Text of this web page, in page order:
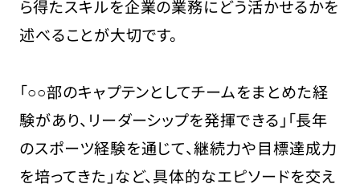
ら得たスキルを企業の業務にどう活かせるかを
述べることが大切です。
「○○部のキャプテンとしてチームをまとめた経
験があり、リーダーシップを発揮できる」「長年
のスポーツ経験を通じて、継続力や目標達成力
を培ってきた」など、具体的なエピソードを交え